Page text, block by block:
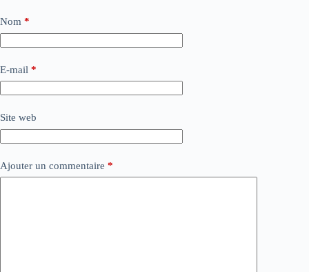
Nom *
E-mail *
Site web
Ajouter un commentaire *